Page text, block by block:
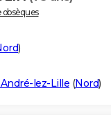
)
lez-Lille (Nord)